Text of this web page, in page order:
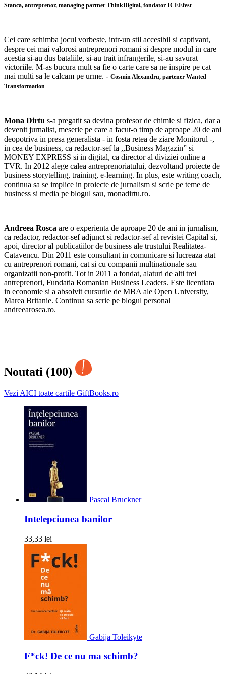
Stanca, antreprenor, managing partner ThinkDigital, fondator ICEEfest
Cei care schimba jocul vorbeste, intr-un stil accesibil si captivant,
despre cei mai valorosi antreprenori romani si despre modul in care
acestia si-au dus bataliile, si-au trait infrangerile, si-au savurat
victoriile. M-as bucura mult sa fie o carte care sa ne inspire pe cat
mai multi sa le calcam pe urme. - Cosmin Alexandru, partener Wanted
Transformation
Mona Dirtu s-a pregatit sa devina profesor de chimie si fizica, dar a
devenit jurnalist, meserie pe care a facut-o timp de aproape 20 de ani
deopotriva in presa generalista - in fosta retea de ziare Monitorul -,
in cea de business, ca redactor-sef la ,,Business Magazin” si
MONEY EXPRESS si in digital, ca director al diviziei online a
TVR. In 2012 alege calea antreprenoriatului, dezvoltand proiecte de
business storytelling, training, e-learning. In plus, este writing coach,
continua sa se implice in proiecte de jurnalism si scrie pe teme de
business si media pe blogul sau, monadirtu.ro.
Andreea Rosca are o experienta de aproape 20 de ani in jurnalism,
ca redactor, redactor-sef adjunct si redactor-sef al revistei Capital si,
apoi, director al publicatiilor de business ale trustului Realitatea-
Catavencu. Din 2011 este consultant in comunicare si lucreaza atat
cu antreprenori romani, cat si cu companii multinationale sau
organizatii non-profit. Tot in 2011 a fondat, alaturi de alti trei
antreprenori, Fundatia Romanian Business Leaders. Este licentiata
in economie si a absolvit cursurile de MBA ale Open University,
Marea Britanie. Continua sa scrie pe blogul personal
andreearosca.ro.
Noutati (100)
Vezi AICI toate cartile GiftBooks.ro
Pascal Bruckner
Intelepciunea banilor
33,33 lei
Gabija Toleikyte
F*ck! De ce nu ma schimb?